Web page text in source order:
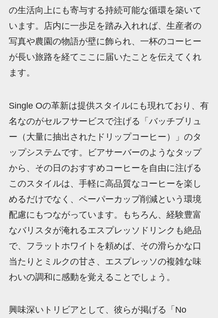
の生活向上にも寄与する持続可能な循環を築いて
います。店内に一歩足を踏み入れれば、生産者の
写真や農園の物語が壁に飾られ、一杯のコーヒー
が長い旅路を経てここに届いたことを伝えてくれ
ます。
Single Oの革新は提供スタイルにも現れており、有
名なのがセルフサービスで注げる「バッチブリュ
ー（大量に抽出されたドリップコーヒー）」のタ
ップシステムです。ビアサーバーのようなタップ
から、その日のおすすめコーヒーを自由に注げる
このスタイルは、手軽に高品質なコーヒーを楽し
めるだけでなく、ペーパーカップ削減という環境
配慮にもつながっています。もちろん、経験豊富
なバリスタが淹れるエスプレッソドリンクも絶品
で、フラットホワイトを頼めば、その滑らかな口
当たりとミルクの甘さ、エスプレッソの複雑な味
わいの調和に感動を覚えることでしょう。
興味深いトリビアとして、彼らが掲げる「No